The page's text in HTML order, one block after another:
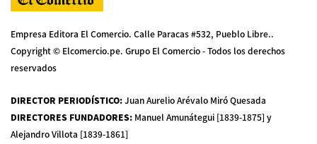
Empresa Editora El Comercio. Calle Paracas #532, Pueblo Libre..
Copyright © Elcomercio.pe. Grupo El Comercio - Todos los derechos
reservados
DIRECTOR PERIODÍSTICO:Juan Aurelio Arévalo Miró Quesada
DIRECTORES FUNDADORES: Manuel Amunátegui [1839-1875] y
Alejandro Villota [1839-1861]